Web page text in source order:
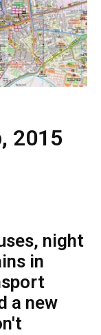
2015
night
in
a new